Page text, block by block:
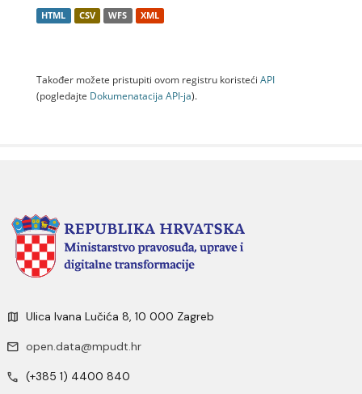
HTML CSV WFS XML
Također možete pristupiti ovom registru koristeći API
(pogledajte Dokumenаtаcijа API-jа).